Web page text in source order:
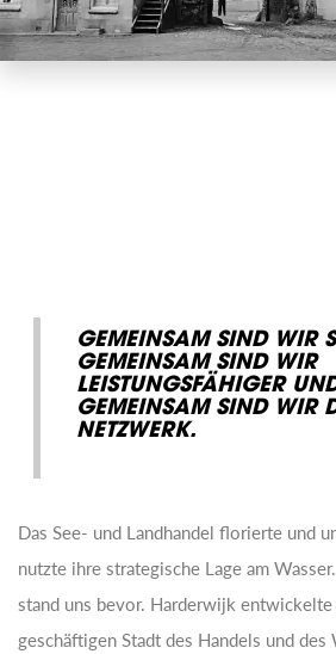
GEMEINSAM SIND WIR
GEMEINSAM SIND WIR
LEISTUNGSFÄHIGER
GEMEINSAM SIND WIR
NETZWERK.
Das See- und Landhandel florierte und
nutzte ihre strategische Lage am
stand uns bevor. Harderwijk
geschäftigen Stadt des Handels und des